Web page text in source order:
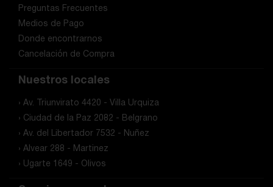
Preguntas Frecuentes
Medios de Pago
Donde encontrarnos
Cancelación de Compra
Nuestros locales
› Av. Triunvirato 4420 - Villa Urquiza
› Ciudad de la Paz 2082 - Belgrano
› Av. del Libertador 7532 - Nuñez
› Alvear 288 - Martinez
› Ugarte 1649 - Olivos